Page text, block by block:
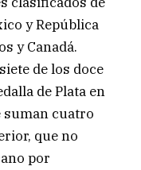
y República
y Canadá.
de los doce
de Plata en
suman cuatro
que no
por